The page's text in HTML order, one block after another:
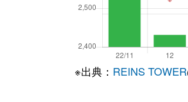
※出典： REINS TOWER